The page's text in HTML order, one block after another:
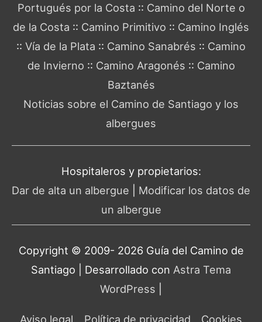
Portugués por la Costa :: Camino del Norte o
de la Costa :: Camino Primitivo :: Camino Inglés
:: Vía de la Plata :: Camino Sanabrés :: Camino
de Invierno :: Camino Aragonés :: Camino
Baztanés
Noticias sobre el Camino de Santiago y los
albergues
Hospitaleros y propietarios:
Dar de alta un albergue
Modificar los datos de
un albergue
Copyright © 2009- 2026 Guía del Camino de
Santiago | Desarrollado con Astra Tema
WordPress
Aviso legal Política de privacidad Cookies